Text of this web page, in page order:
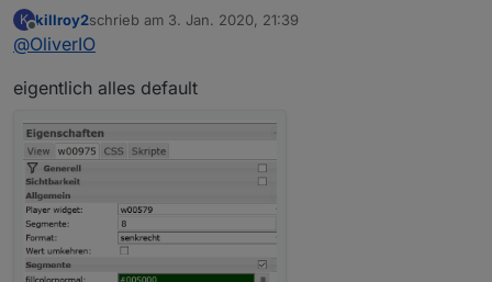
K
Offline
killroy2schrieb am 3. Jan. 2020, 21:39
zuletzt editiert von
@OliverIO
eigentlich alles default